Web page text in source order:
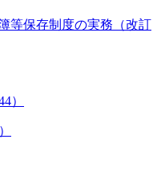
等保存制度の実務（改訂